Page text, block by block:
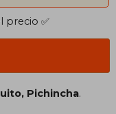
precio ✅
Pichincha.